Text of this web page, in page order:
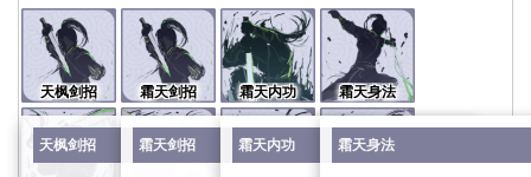
天枫剑招
天枫剑招
霜天剑招
霜天剑招
霜天内功
霜天内功
霜天身法
霜天身法